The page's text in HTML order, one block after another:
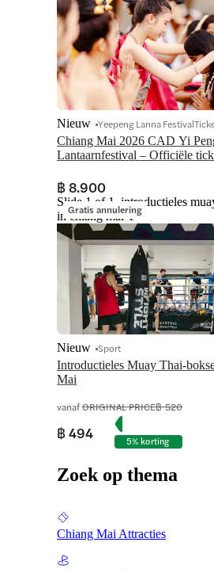
Chiang Mai 2026 CAD Yi
Lantaarnfestival – Officiële
Nieuw Yeepeng Lanna
฿ 8.900
Gratis annulering
Slide 1 of 1, introductieles
in chiang mai-1
Introductieles Muay Thai-
Mai
Nieuw Sport
vanafORIGINAL PRICE฿ 520
฿ 494 5% korting
Zoek op thema
Chiang Mai Attracties